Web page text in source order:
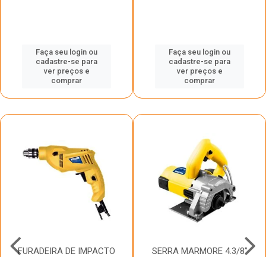
Faça seu login ou
cadastre-se para
ver preços e
comprar
Faça seu login ou
cadastre-se para
ver preços e
comprar
FURADEIRA DE IMPACTO
SERRA MARMORE 4.3/8”